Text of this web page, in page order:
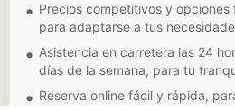
Precios competitivos y opciones
para adaptarse a tus
Asistencia en carretera las 24
días de la semana, para tu
Reserva online fácil y rápida,